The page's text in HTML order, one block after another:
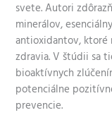
svete. Autori
minerálov,
antioxidantov, ktoré
zdravia. V štúdii sa
bioaktívnych
potenciálne
prevencie.